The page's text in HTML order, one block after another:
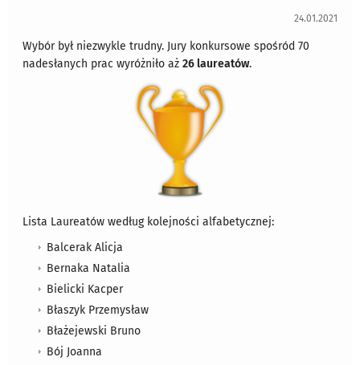
24.01.2021
Wybór był niezwykle trudny. Jury konkursowe spośród 70
nadesłanych prac wyróżniło aż26 laureatów.
Lista Laureatów według kolejności alfabetycznej:
Balcerak Alicja
Bernaka Natalia
Bielicki Kacper
Błaszyk Przemysław
Błażejewski Bruno
Bój Joanna